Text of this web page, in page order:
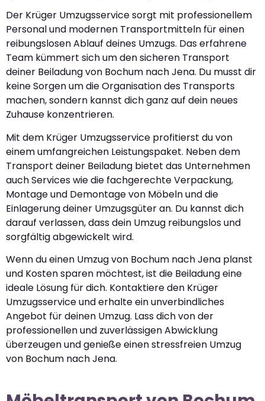
Der Krüger Umzugsservice sorgt mit professionellem
Personal und modernen Transportmitteln für einen
reibungslosen Ablauf deines Umzugs. Das erfahrene
Team kümmert sich um den sicheren Transport
deiner Beiladung von Bochum nach Jena. Du musst dir
keine Sorgen um die Organisation des Transports
machen, sondern kannst dich ganz auf dein neues
Zuhause konzentrieren.
Mit dem Krüger Umzugsservice profitierst du von
einem umfangreichen Leistungspaket. Neben dem
Transport deiner Beiladung bietet das Unternehmen
auch Services wie die fachgerechte Verpackung,
Montage und Demontage von Möbeln und die
Einlagerung deiner Umzugsgüter an. Du kannst dich
darauf verlassen, dass dein Umzug reibungslos und
sorgfältig abgewickelt wird.
Wenn du einen Umzug von Bochum nach Jena planst
und Kosten sparen möchtest, ist die Beiladung eine
ideale Lösung für dich. Kontaktiere den Krüger
Umzugsservice und erhalte ein unverbindliches
Angebot für deinen Umzug. Lass dich von der
professionellen und zuverlässigen Abwicklung
überzeugen und genieße einen stressfreien Umzug
von Bochum nach Jena.